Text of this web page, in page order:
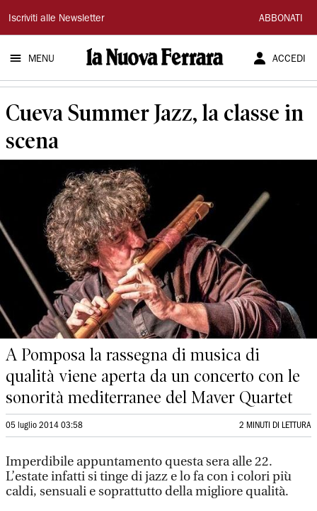
La
Nuova
Ferrara
Iscriviti alle Newsletter ABBONATI
MENU ACCEDI
Cueva Summer Jazz, la classe in
scena
A Pomposa la rassegna di musica di
qualità viene aperta da un concerto con le
sonorità mediterranee del Maver Quartet
05 luglio 2014 03:58 2 MINUTI DI LETTURA
Imperdibile appuntamento questa sera alle 22.
L’estate infatti si tinge di jazz e lo fa con i colori più
caldi, sensuali e soprattutto della migliore qualità.